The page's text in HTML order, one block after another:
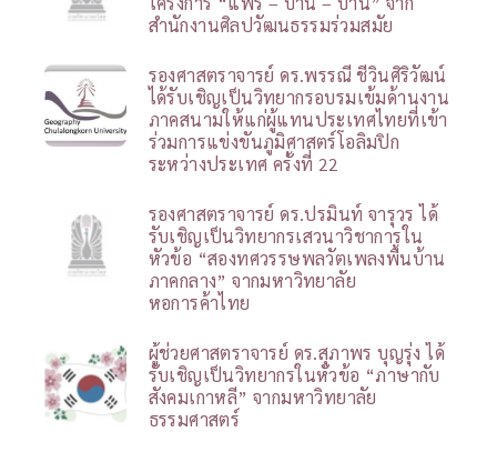
สำนักงานศิลปวัฒนธรรมร่วมสมัย
รองศาสตราจารย์ ดร.พรรณี ชีวินศิริวัฒน์
ได้รับเชิญเป็นวิทยากรอบรมเข้มด้านงาน
ภาคสนามให้แก่ผู้แทนประเทศไทยที่เข้า
ร่วมการแข่งขันภูมิศาสตร์โอลิมปิก
ระหว่างประเทศ ครั้งที่ 22
รองศาสตราจารย์ ดร.ปรมินท์ จารุวร ได้
รับเชิญเป็นวิทยากรเสวนาวิชาการใน
หัวข้อ “สองทศวรรษพลวัตเพลงพื้นบ้าน
ภาคกลาง” จากมหาวิทยาลัย
หอการค้าไทย
ผู้ช่วยศาสตราจารย์ ดร.สุภาพร บุญรุ่ง ได้
รับเชิญเป็นวิทยากรในหัวข้อ “ภาษากับ
สังคมเกาหลี” จากมหาวิทยาลัย
ธรรมศาสตร์